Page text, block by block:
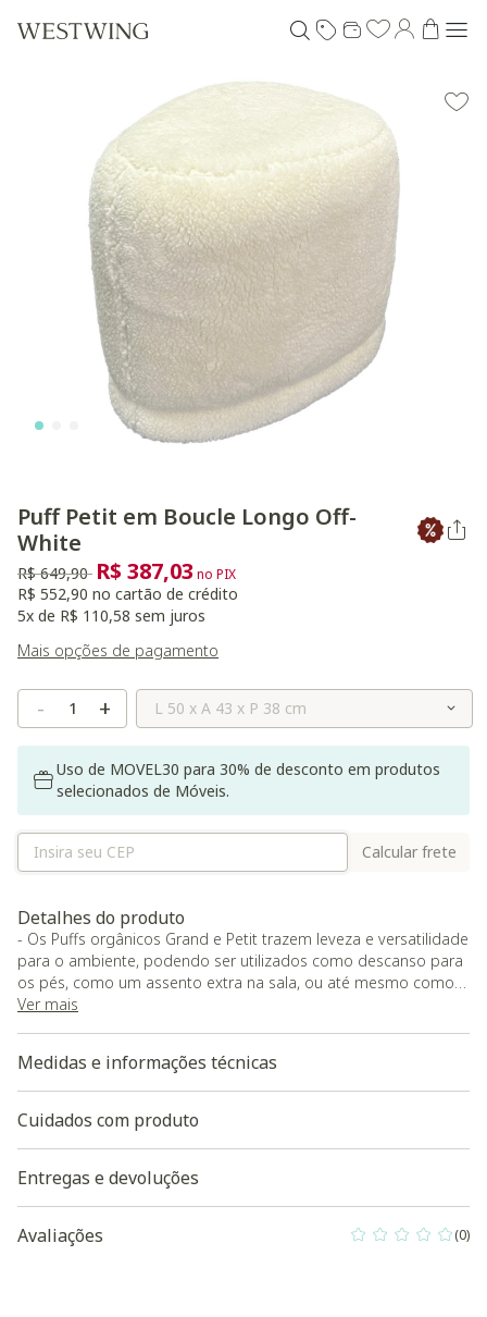
Puff Petit em Boucle Longo Off-
White
Preço reduzido de
R$ 649,90 para
R$ 387,03 no PIX
R$ 552,90 no cartão de crédito
5x de R$ 110,58 sem juros
Mais opções de pagamento
- + Selecione o Tamanho
Uso de MOVEL30 para 30% de desconto em produtos
selecionados de Móveis.
Calcular frete
Detalhes do produto
- Os Puffs orgânicos Grand e Petit trazem leveza e versatilidade
para o ambiente, podendo ser utilizados como descanso para
os pés, como um assento extra na sala, ou até mesmo como
uma mesa de apoio para colocar uma bandeja;
e elegância, além da personalidade e atualidade em seus
traços;
- Carga Máxima Suportada: 120kg;
- O produto será entregue montado. ;
- As cores podem apresentar pequenas variações devido ao
lote de produção e às configurações do seu monitor.
Ver mais
Medidas e informações técnicas
Cuidados com produto
Entregas e devoluções
Avaliações 0 out of 5 (0)